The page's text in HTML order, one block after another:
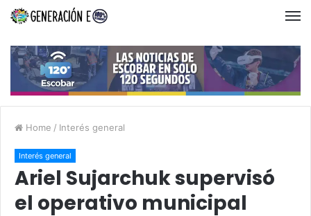
Home / Interés general
Interés general
Ariel Sujarchuk supervisó
el operativo municipal